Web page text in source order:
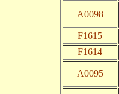
A0098
F1615
F1614
A0095